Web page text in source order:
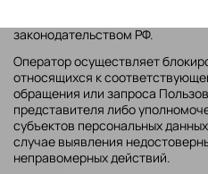
законодательством РФ.
Оператор осуществляет
относящихся к
обращения или запроса
представителя либо
субъектов персональных
случае выявления
неправомерных действий.